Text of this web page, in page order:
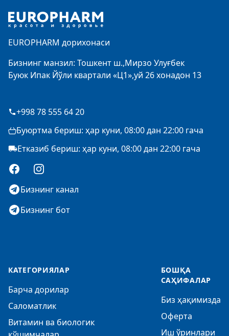
EUROPHARM дорихонаси
Бизнинг манзил: Тошкент ш.,Мирзо Улуғбек
Буюк Ипак Йўли квартали «Ц1»,уй 26 хонадон 13
+998 78 555 64 20
Буюртма бериш: ҳар куни, 08:00 дан 22:00 гача
Етказиб бериш: ҳар куни, 08:00 дан 22:00 гача
FacebookInstagram
Бизнинг канал
Бизнинг бот
КАТЕГОРИЯЛАР
Барча дорилар
Саломатлик
Витамин ва биологик
БОШҚА
САҲИФАЛАР
Биз ҳақимизда
Оферта
Иш ўринлари